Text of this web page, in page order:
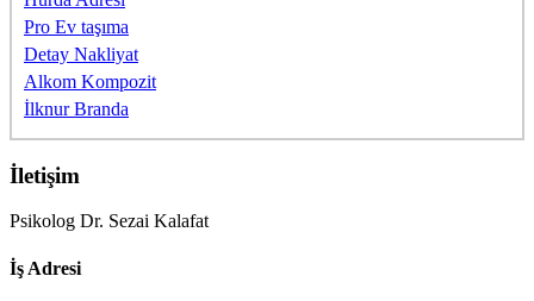
Pro Ev taşıma
Detay Nakliyat
Alkom Kompozit
İlknur Branda
İletişim
Psikolog Dr. Sezai Kalafat
İş Adresi